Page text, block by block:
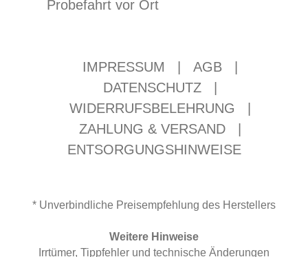
Probefahrt vor Ort
IMPRESSUM AGB
DATENSCHUTZ
WIDERRUFSBELEHRUNG
ZAHLUNG & VERSAND
ENTSORGUNGSHINWEISE
* Unverbindliche Preisempfehlung des Herstellers
Weitere Hinweise
Irrtümer, Tippfehler und technische Änderungen